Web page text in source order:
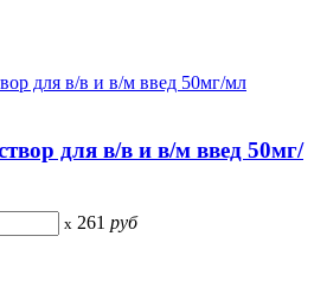
для в/в и в/м введ 50мг/
x 261 руб